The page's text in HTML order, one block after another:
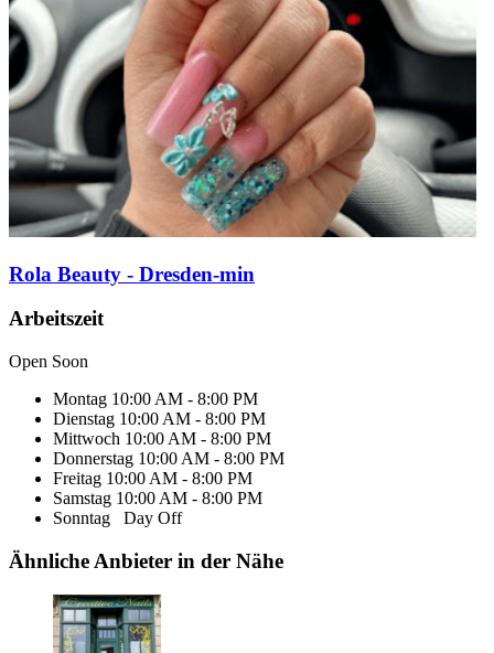
Rola Beauty - Dresden-min
Arbeitszeit
Open Soon
Montag 10:00 AM - 8:00 PM
Dienstag 10:00 AM - 8:00 PM
Mittwoch 10:00 AM - 8:00 PM
Donnerstag 10:00 AM - 8:00 PM
Freitag 10:00 AM - 8:00 PM
Samstag 10:00 AM - 8:00 PM
Sonntag Day Off
Ähnliche Anbieter in der Nähe